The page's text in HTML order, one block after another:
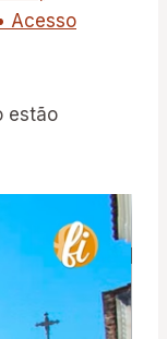
Acesso
estão